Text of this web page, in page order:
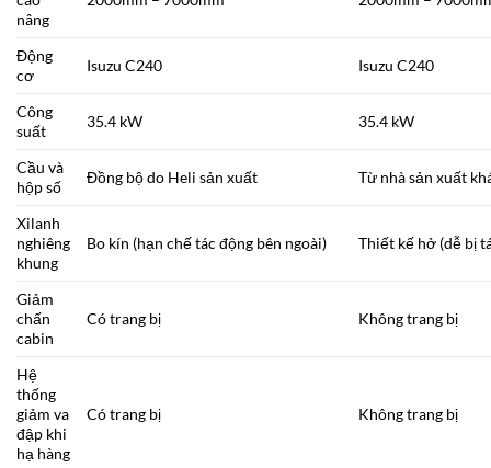
nâng
Động
cơ
Isuzu C240 Isuzu C240
Công
suất
35.4 kW 35.4 kW
Cầu và
hộp số
Đồng bộ do Heli sản xuất Từ nhà sản xuất
Xilanh
nghiêng
khung
Bo kín (hạn chế tác động bên ngoài) Thiết kế hở (dễ bị
Giảm
chấn
cabin
Có trang bị Không trang bị
Hệ
thống
giảm va
đập khi
hạ hàng
Có trang bị Không trang bị